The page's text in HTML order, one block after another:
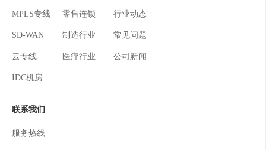
MPLS专线
SD-WAN
云专线
IDC机房
零售连锁
制造行业
医疗行业
行业动态
常见问题
公司新闻
联系我们
服务热线